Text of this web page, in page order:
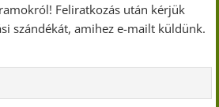
Feliratkozás után kérjük
szándékát, amihez e-mailt küldünk.